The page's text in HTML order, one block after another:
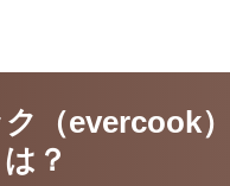
（evercook
？